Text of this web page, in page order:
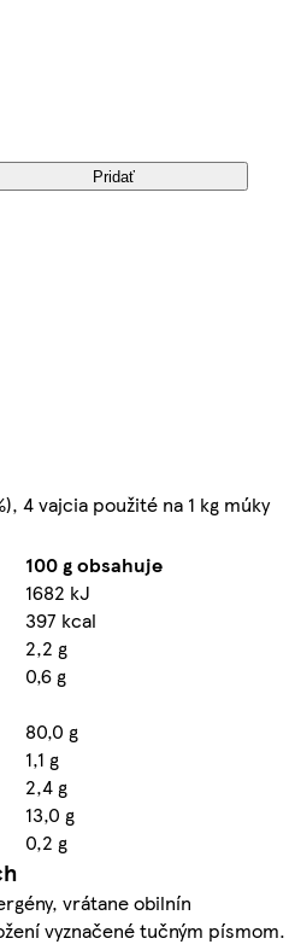
Pridať
4 vajcia použité na 1 kg múky
100 g obsahuje
1682 kJ
397 kcal
2,2 g
0,6 g
80,0 g
1,1 g
2,4 g
13,0 g
0,2 g
vrátane obilnín
vyznačené tučným písmom.